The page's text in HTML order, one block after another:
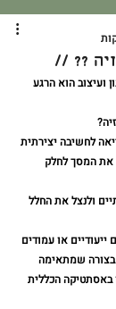
?? //
ועיצוב הוא הרגע
לחשיבה יצירתית
את המסך לחלק
ולנצל את החלל
או עמודים
בצורה שמתאימה
באסתטיקה הכללית